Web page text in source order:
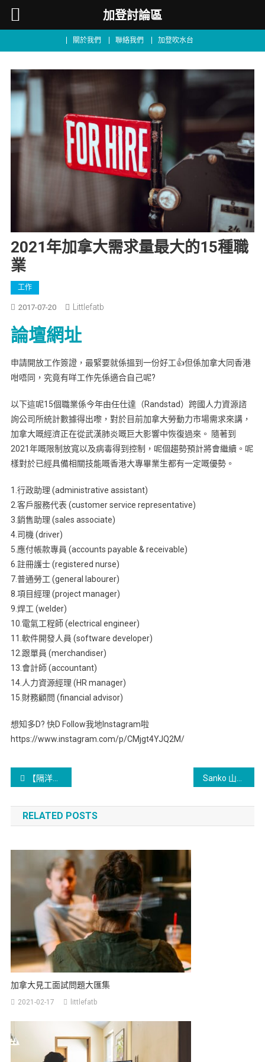
關於我們 聯絡我們 加登吹水台
2021年加拿大需求量最大的15種職
業
工作
2017-07-20 Littlefatb
論壇網址
申請開放工作簽證，最緊要就係搵到一份好工👍但係加拿大同香港
咁唔同，究竟有咩工作先係適合自己呢?
以下這呢15個職業係今年由任仕達（Randstad）跨國人力資源諮
詢公司所統計數據得出嚟，對於目前加拿大勞動力市場需求來講，
加拿大嘅經濟正在從武漢肺炎嘅巨大影響中恢復過來。 隨著到
2021年嘅限制放寬以及病毒得到控制，呢個趨勢預計將會繼續。呢
樣對於已經具備相關技能嘅香港大專畢業生都有一定嘅優勢。
1.行政助理 (administrative assistant)
2.客戶服務代表 (customer service representative)
3.銷售助理 (sales associate)
4.司機 (driver)
5.應付帳款專員 (accounts payable & receivable)
6.註冊護士 (registered nurse)
7.普通勞工 (general labourer)
8.項目經理 (project manager)
9.焊工 (welder)
10.電氣工程師 (electrical engineer)
11.軟件開發人員 (software developer)
12.跟單員 (merchandiser)
13.會計師 (accountant)
14.人力資源經理 (HR manager)
15.財務顧問 (financial advisor)
想知多D? 快D Follow我地Instagram啦
https://www.instagram.com/p/CMjgt4YJQ2M/
【隔洋買樓】香港人買加拿大樓房須知
RELATED POSTS
加拿大見工面試問題大匯集
2021-02-17 littlefatb
加登討論區